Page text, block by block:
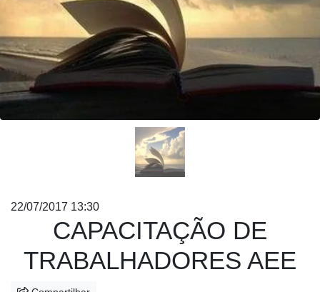
22/07/2017 13:30
CAPACITAÇÃO DE
TRABALHADORES AEE